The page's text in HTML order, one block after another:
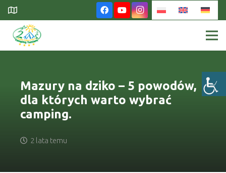
Mazury na dziko – 5 powodów,
dla których warto wybrać
camping.
2 lata temu